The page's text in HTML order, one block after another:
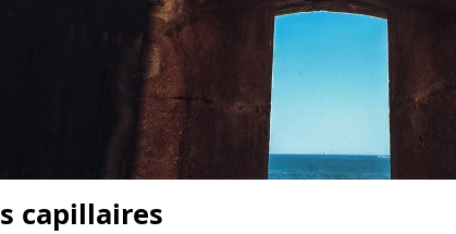
capillaires